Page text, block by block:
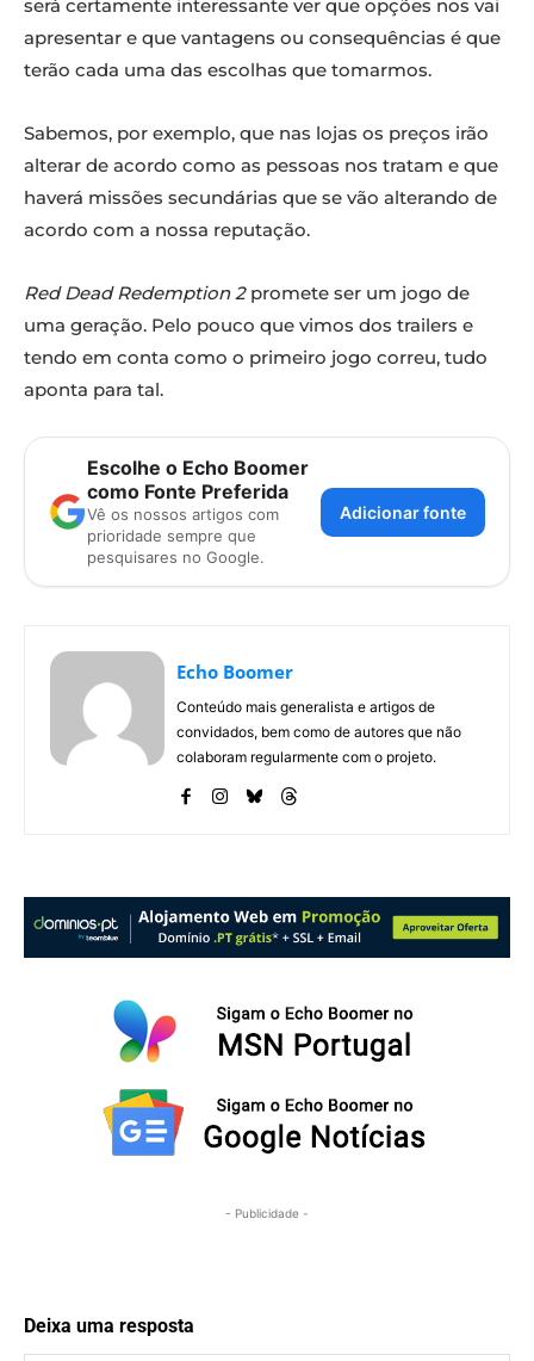
será certamente interessante ver que opções nos vai
apresentar e que vantagens ou consequências é que
terão cada uma das escolhas que tomarmos.
Sabemos, por exemplo, que nas lojas os preços irão
alterar de acordo como as pessoas nos tratam e que
haverá missões secundárias que se vão alterando de
acordo com a nossa reputação.
Red Dead Redemption 2promete ser um jogo de
uma geração. Pelo pouco que vimos dos trailers e
tendo em conta como o primeiro jogo correu, tudo
aponta para tal.
Escolhe o Echo Boomer
como Fonte Preferida
Vê os nossos artigos com
prioridade sempre que
pesquisares no Google.
Adicionar fonte
Echo Boomer
Conteúdo mais generalista e artigos de
convidados, bem como de autores que não
colaboram regularmente com o projeto.
- Publicidade -
Deixa uma resposta